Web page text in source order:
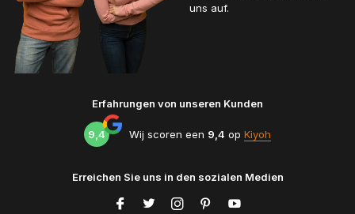
uns auf.
Erfahrungen von unseren Kunden
9,4 Wij scoren een 9,4 op Kiyoh
Erreichen Sie uns in den sozialen Medien